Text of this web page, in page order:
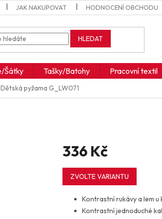
JAK NAKUPOVAT HODNOCENÍ OBCHODU
HLEDAT
Šátky Tašky/Batohy Pracovní textil
Dětská pyžama G_LW071
336 Kč
Měrná
cena:
ZVOLTE VARIANTU
Kontrastní rukávy a lem u
Kontrastní jednoduché